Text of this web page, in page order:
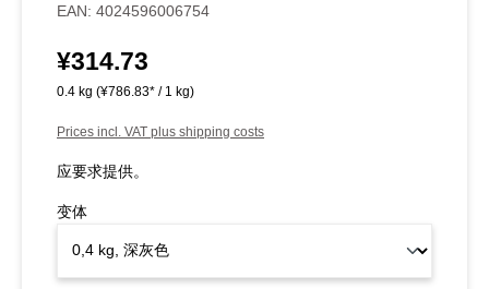
EAN: 4024596006754
Regular price:
¥314.73
0.4 kg (¥786.83* / 1 kg)
Prices incl. VAT plus shipping costs
应要求提供。
变体